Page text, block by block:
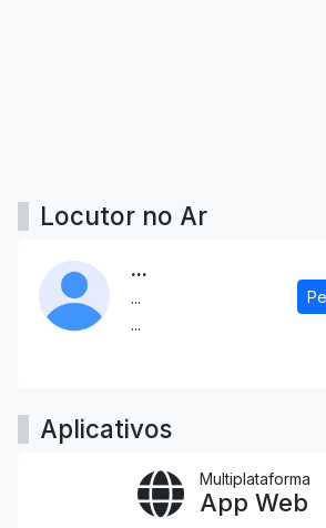
Locutor no Ar
...
...
...
Aplicativos
Multiplataforma
App Web